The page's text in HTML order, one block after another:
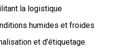
la logistique
humides et froides
et d’étiquetage